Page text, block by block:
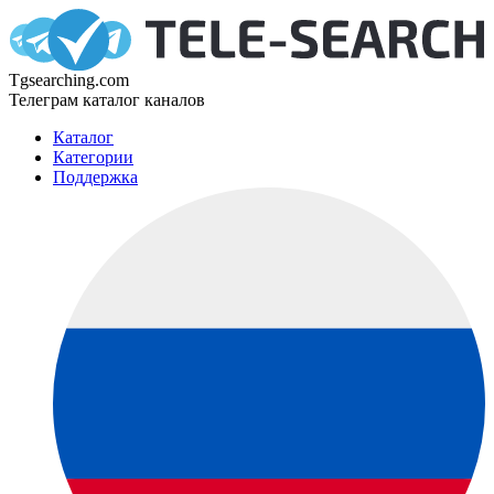
Tgsearching.com
Телеграм каталог каналов
Каталог
Категории
Поддержка